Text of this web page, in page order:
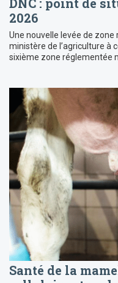
2026
Une nouvelle levée de
ministère de l’agriculture à
sixième zone réglementée
Santé de la